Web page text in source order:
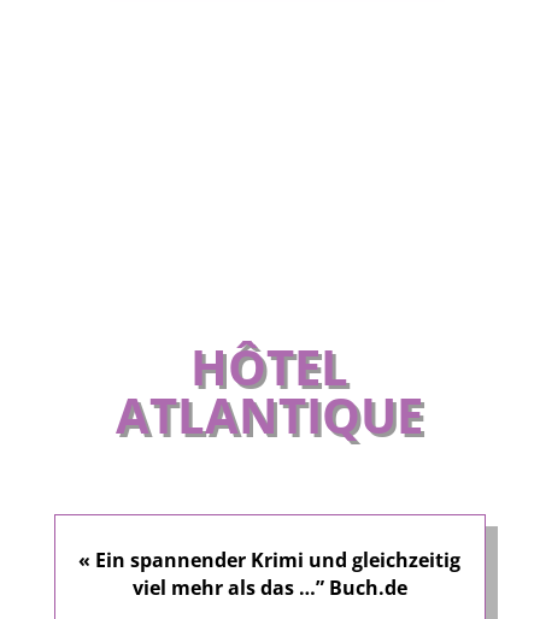
HÔTEL
ATLANTIQUE
« Ein spannender Krimi und gleichzeitig
viel mehr als das …” Buch.de